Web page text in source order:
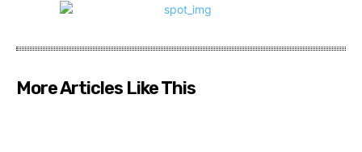
More Articles Like This